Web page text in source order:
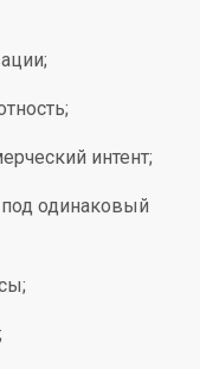
интент;
одинаковый